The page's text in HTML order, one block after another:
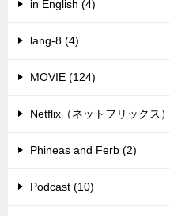
in English (4)
lang-8 (4)
MOVIE (124)
Netflix（ネットフリックス
Phineas and Ferb (2)
Podcast (10)